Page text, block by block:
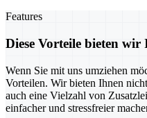
Features
Diese Vorteile bieten wir
Wenn Sie mit uns umziehen
Vorteilen. Wir bieten Ihnen
auch eine Vielzahl von
einfacher und stressfreier